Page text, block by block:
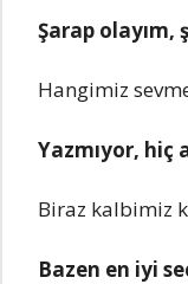
Şarap olayım,
Hangimiz
Yazmıyor, hiç
Biraz kalbimiz
Bazеn еn iyi